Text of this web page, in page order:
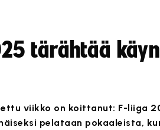
tärähtää
viikko on koittanut: F-liiga
pelataan pokaaleista,